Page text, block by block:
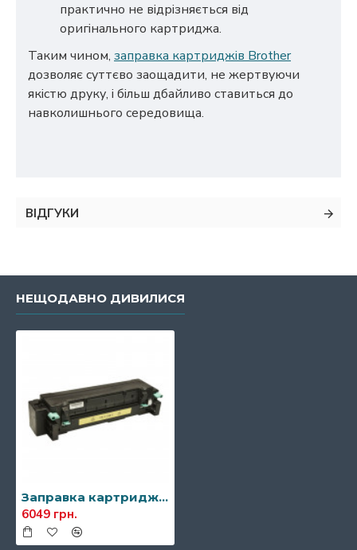
практично не відрізняється від
оригінального картриджа.
Таким чином, заправка картриджів Brother
дозволяє суттєво заощадити, не жертвуючи
якістю друку, і більш дбайливо ставиться до
навколишнього середовища.
ВІДГУКИ
НЕЩОДАВНО ДИВИЛИСЯ
Заправка картриджа Brother FP-4CL
6049 грн.